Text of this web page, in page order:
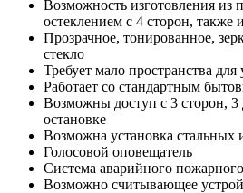
Возможность изготовления из
остеклением с 4 сторон, также
Прозрачное, тонированное,
стекло
Требует мало пространства для
Работает со стандартным
Возможны доступ с 3 сторон, 3
остановке
Возможна установка стальных
Голосовой оповещатель
Система аварийного
Возможно считывающее